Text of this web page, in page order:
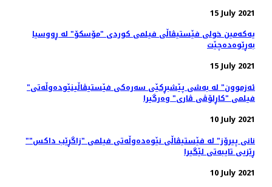
15 July 2021
یەکەمین خولی فێستیڤاڵی فیلمی کوردی "مۆسکۆ" لە ڕووسیا
بەڕێوەدەچێت
15 July 2021
"ئەزموون" لە به‌شی پێشبڕکێی سه‌ره‌کی فێستیڤاڵینێوده‌وڵه‌تی
فیلمی "کاڕلۆڤی ڤاری" وه‌رگیرا
10 July 2021
"نانی پیرۆز" لە فێستیڤاڵی نێوەدەوڵەتی فیلمی "زاگڕێب داکس"
ڕێزیی تایبەتی لێگیرا
10 July 2021